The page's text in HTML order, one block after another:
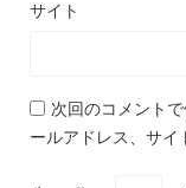
サイト
次回のコメント
ールアドレス、サイ